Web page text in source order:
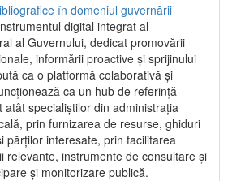
în domeniul guvernării
digital integrat al
al Guvernului, dedicat promovării
informării proactive și sprijinului
ca o platformă colaborativă și
ca un hub de referință
atât specialiștilor din administrația
prin furnizarea de resurse, ghiduri
părților interesate, prin facilitarea
relevante, instrumente de consultare și
și monitorizare publică.